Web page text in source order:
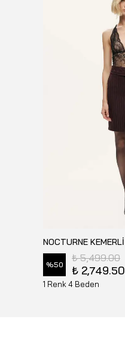
%50
₺ 5,499.00
₺ 2,749.50
1 Renk 4 Beden